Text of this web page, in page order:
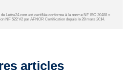
Lettre24.com est certifiée conforme à la norme NF ISO 20488 «
NF 522 V2 par AFNOR Certification depuis le 28 mars 2014.
articles